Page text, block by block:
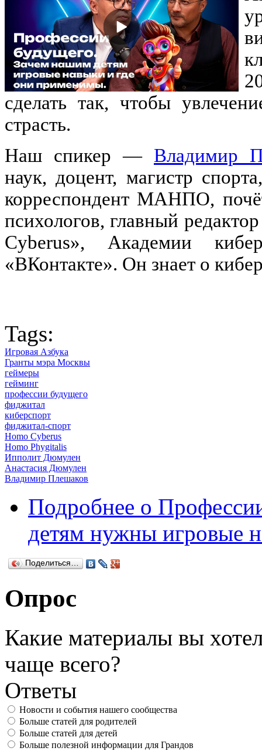
сделать так, чтобы
страсть.
Наш спикер — Владимир
наук, доцент, магистр
корреспондент МАНПО,
психологов, главный
Cyberus», Академии
«ВКонтакте». Он знает о
Tags:
Игровая Азбука
Гранты мэра Москвы
геймеры
гейминг
профессии будущего
фиджитал
киберспорт
фиджитал-спорт
Homo Cyberus
Homo Phygitalis
Ипполит Дюмулен
Анастасия Дюмулен
Владимир Плешаков
Подробнее о
детям нужны игровые
Поделиться…
Опрос
Какие материалы вы
чаще всего?
Ответы
Новости и события нашего сообщества
Больше статей для родителей
Больше статей для детей
Больше полезной информации для Грандов